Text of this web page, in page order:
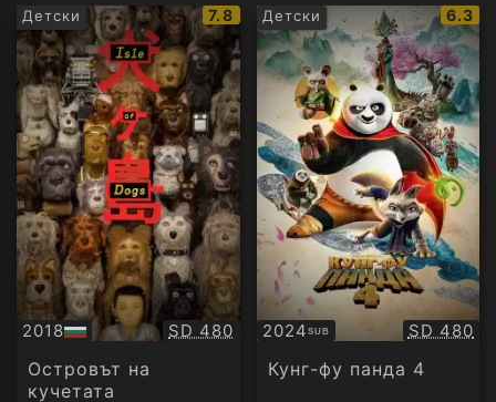
Детски
IMDb
рейтинг:
7.8
2018
БГ
аудио
Качество:
SD 480
Островът на
кучетата
Детски
IMDb
6.3
2024SUB
Субтитри SD 480
Кунг-фу панда 4